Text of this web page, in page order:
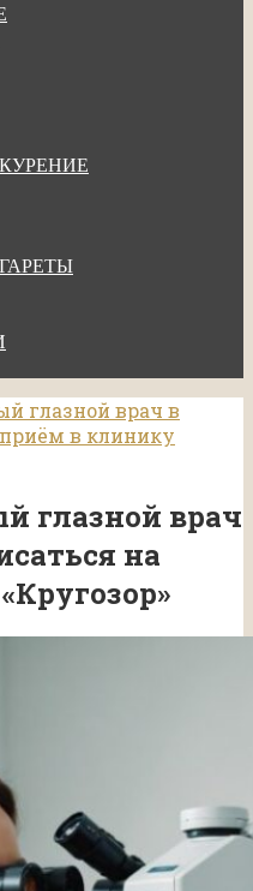
глазной врач в
в клинику
глазной врач
на